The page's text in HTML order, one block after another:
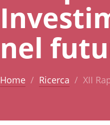
nel
Home Ricerca XII